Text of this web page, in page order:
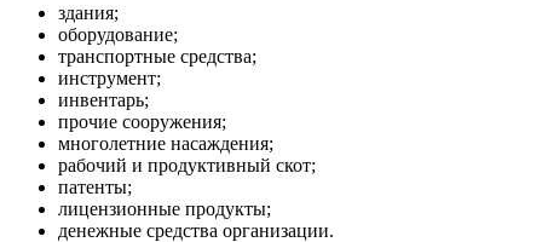
здания;
оборудование;
транспортные средства;
инструмент;
инвентарь;
прочие сооружения;
многолетние насаждения;
рабочий и продуктивный скот;
патенты;
лицензионные продукты;
денежные средства организации.